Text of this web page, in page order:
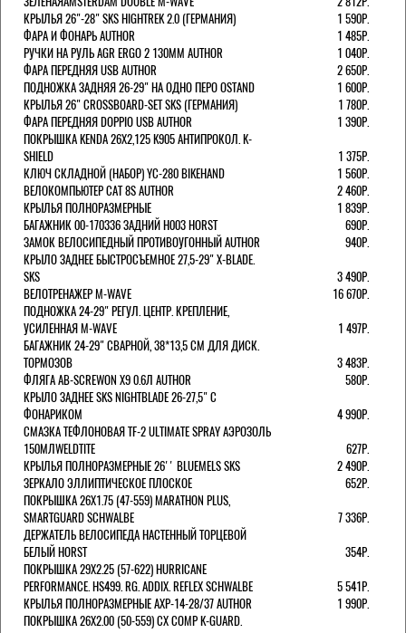
КРЫЛЬЯ 26"-28" SKS HIGHTREK 2.0 (ГЕРМАНИЯ)
1 590Р.
ФАРА И ФОНАРЬ AUTHOR
1 485Р.
РУЧКИ НА РУЛЬ AGR ERGO 2 130ММ AUTHOR
1 040Р.
ФАРА ПЕРЕДНЯЯ USB AUTHOR
2 650Р.
ПОДНОЖКА ЗАДНЯЯ 26-29" НА ОДНО ПЕРО OSTAND
1 600Р.
КРЫЛЬЯ 26" CROSSBOARD-SET SKS (ГЕРМАНИЯ)
1 780Р.
ФАРА ПЕРЕДНЯЯ DOPPIO USB AUTHOR
1 390Р.
ПОКРЫШКА KENDA 26Х2,125 K905 АНТИПРОКОЛ. K-
SHIELD
1 375Р.
КЛЮЧ СКЛАДНОЙ (НАБОР) YC-280 BIKEHAND
1 560Р.
ВЕЛОКОМПЬЮТЕР CAT 8S AUTHOR
2 460Р.
КРЫЛЬЯ ПОЛНОРАЗМЕРНЫЕ
1 839Р.
БАГАЖНИК 00-170336 ЗАДНИЙ H003 HORST
690Р.
ЗАМОК ВЕЛОСИПЕДНЫЙ ПРОТИВОУГОННЫЙ AUTHOR
940Р.
КРЫЛО ЗАДНЕЕ БЫСТРОСЪЕМНОЕ 27,5-29" X-BLADE.
SKS
3 490Р.
ВЕЛОТРЕНАЖЕР M-WAVE
16 670Р.
ПОДНОЖКА 24-29" РЕГУЛ. ЦЕНТР. КРЕПЛЕНИЕ,
УСИЛЕННАЯ M-WAVE
1 497Р.
БАГАЖНИК 24-29" СВАРНОЙ, 38*13,5 СМ ДЛЯ ДИСК.
ТОРМОЗОВ
3 483Р.
ФЛЯГА AB-SCREWON X9 0.6Л AUTHOR
580Р.
КРЫЛО ЗАДНЕЕ SKS NIGHTBLADE 26-27,5" С
ФОНАРИКОМ
4 990Р.
СМАЗКА ТЕФЛОНОВАЯ TF-2 ULTIMATE SPRAY АЭРОЗОЛЬ
150МЛWELDTITE
627Р.
КРЫЛЬЯ ПОЛНОРАЗМЕРНЫЕ 26'' BLUEMELS SKS
2 490Р.
ЗЕРКАЛО ЭЛЛИПТИЧЕСКОЕ ПЛОСКОЕ
652Р.
ПОКРЫШКА 26X1.75 (47-559) MARATHON PLUS,
SMARTGUARD SCHWALBE
7 336Р.
ДЕРЖАТЕЛЬ ВЕЛОCИПЕДА НАСТЕННЫЙ ТОРЦЕВОЙ
БЕЛЫЙ HORST
354Р.
ПОКРЫШКА 29X2.25 (57-622) HURRICANE
PERFORMANCE. HS499. RG. ADDIX. REFLEX SCHWALBE
5 541Р.
КРЫЛЬЯ ПОЛНОРАЗМЕРНЫЕ AXP-14-28/37 AUTHOR
1 990Р.
ПОКРЫШКА 26X2.00 (50-559) CX COMP K-GUARD.